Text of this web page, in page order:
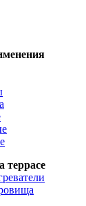
террасе